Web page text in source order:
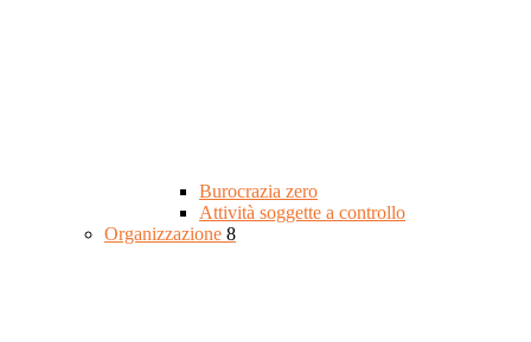
Burocrazia zero
Attività soggette a controllo
Organizzazione 8